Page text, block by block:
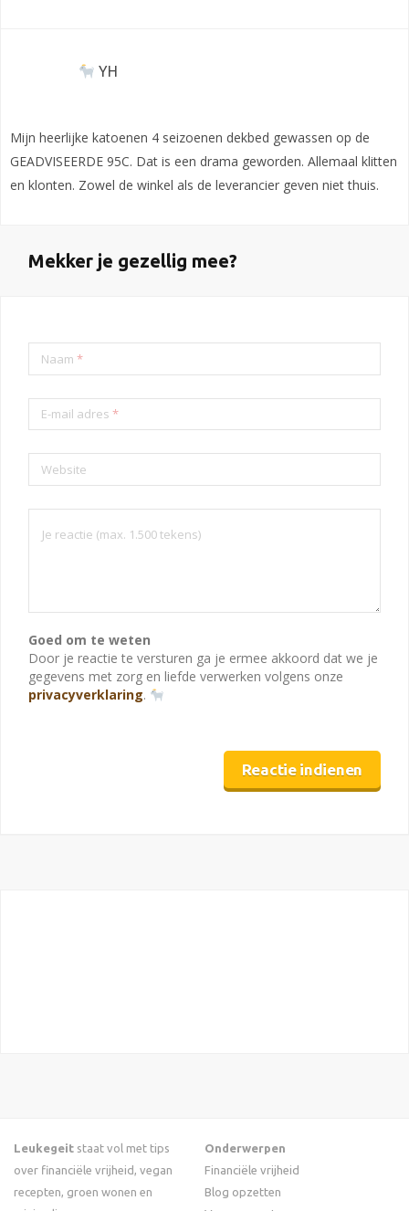
YH
Mijn heerlijke katoenen 4 seizoenen dekbed gewassen op de
GEADVISEERDE 95C. Dat is een drama geworden. Allemaal klitten
en klonten. Zowel de winkel als de leverancier geven niet thuis.
Mekker je gezellig mee?
Naam *
E-mail adres *
Website
Goed om te weten
Door je reactie te versturen ga je ermee akkoord dat we je
gegevens met zorg en liefde verwerken volgens onze
privacyverklaring.
Leukegeit staat vol met tips
over financiële vrijheid, vegan
recepten, groen wonen en
Onderwerpen
Financiële vrijheid
Blog opzetten